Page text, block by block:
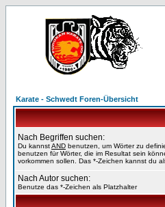
Karate - Schwedt Foren-Übersicht
Nach Begriffen suchen:
Du kannstAND benutzen, um Wörter zu
benutzen für Wörter, die im Resultat sein
vorkommen sollen. Das *-Zeichen kannst du
Nach Autor suchen:
Benutze das *-Zeichen als Platzhalter